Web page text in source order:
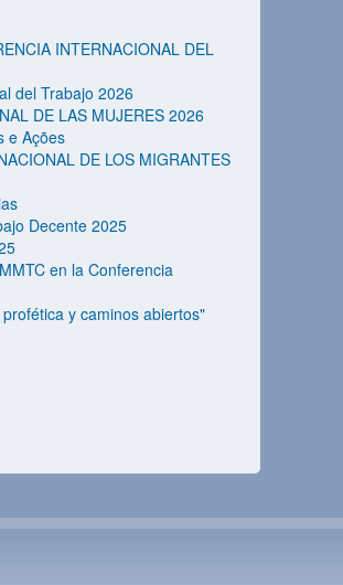
INTERNACIONAL DEL
del Trabajo 2026
DE LAS MUJERES 2026
e Ações
DE LOS MIGRANTES
Decente 2025
en la Conferencia
y caminos abiertos"